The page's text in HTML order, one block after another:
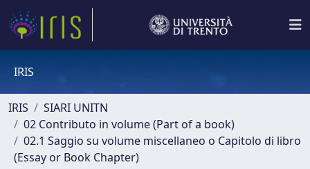
IRIS
IRIS
SIARI UNITN
02 Contributo in volume (Part of a book)
02.1 Saggio su volume miscellaneo o Capitolo di libro
(Essay or Book Chapter)